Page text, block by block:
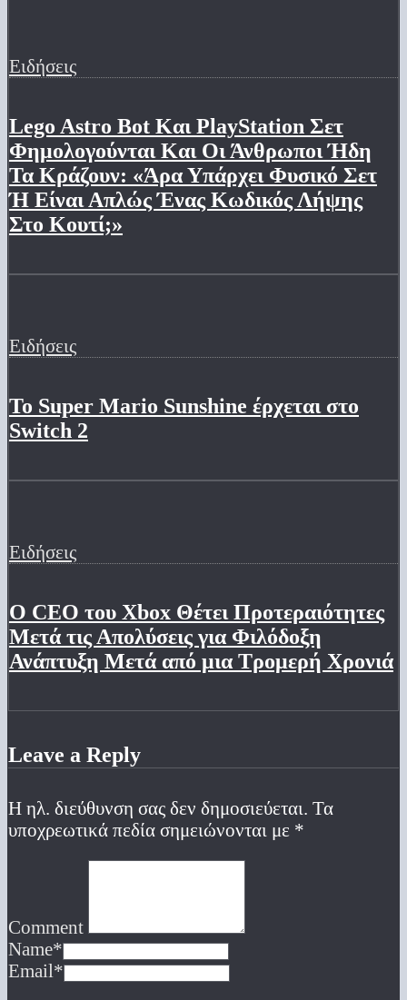
Ειδήσεις
Lego Astro Bot Και PlayStation Σετ
Φημολογούνται Και Οι Άνθρωποι Ήδη
Τα Κράζουν: «Άρα Υπάρχει Φυσικό Σετ
Ή Είναι Απλώς Ένας Κωδικός Λήψης
Στο Κουτί;»
Ειδήσεις
Το Super Mario Sunshine έρχεται στο
Switch 2
Ειδήσεις
Ο CEO του Xbox Θέτει Προτεραιότητες
Μετά τις Απολύσεις για Φιλόδοξη
Ανάπτυξη Μετά από μια Τρομερή Χρονιά
Leave a Reply
Η ηλ. διεύθυνση σας δεν δημοσιεύεται. Τα
υποχρεωτικά πεδία σημειώνονται με *
Comment
Name*
Email*